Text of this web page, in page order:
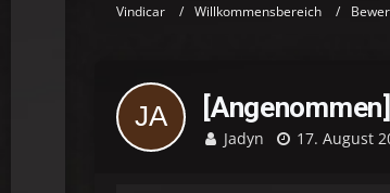
Vindicar Willkommensbereich
Jadyn 17. August